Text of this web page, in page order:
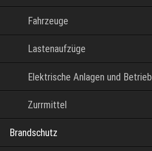
Fahrzeuge
Lastenaufzüge
Elektrische Anlagen und
Zurrmittel
Brandschutz